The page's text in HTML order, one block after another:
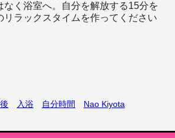
なく浴室へ。自分を解放する15分を
リラックスタイムを作ってください
入浴 自分時間 Nao Kiyota